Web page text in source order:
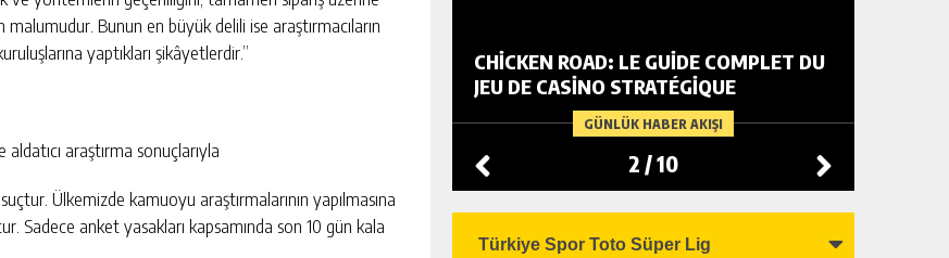
malumudur. Bunun en büyük delili ise araştırmacıların
yaptıkları şikâyetlerdir.”
araştırma sonuçlarıyla
Ülkemizde kamuoyu araştırmalarının yapılmasına
Sadece anket yasakları kapsamında son 10 gün kala
CHICKEN ROAD: LE MANUEL COMPLET
GÜNLÜK HABER AKIŞI
CHICKEN ROAD: LE GUIDE COMPLET DU
JEU DE CASINO STRATÉGIQUE
2 /10